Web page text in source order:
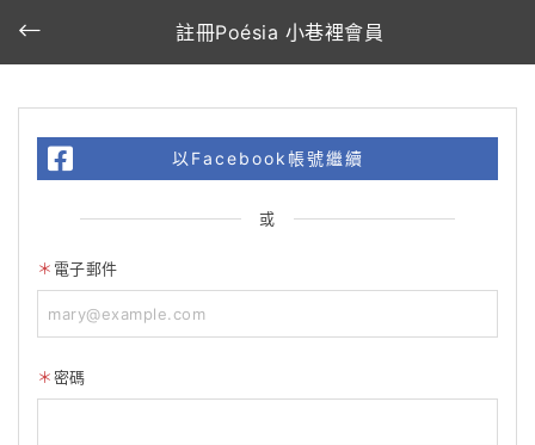
註冊Poésia 小巷裡會員
以Facebook帳號繼續
或
電子郵件
密碼